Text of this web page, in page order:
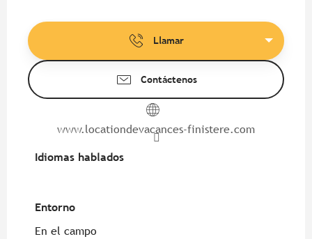
Llamar
Contáctenos
www.locationdevacances-finistere.com
Idiomas hablados
Idiomas hablados
Entorno
Entorno
En el campo